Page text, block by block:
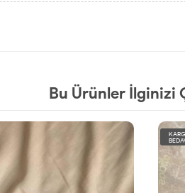
Bu Ürünler İlginizi